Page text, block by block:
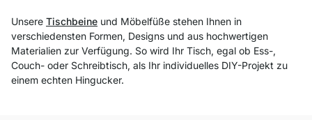
Unsere Tischbeine und Möbelfüße stehen Ihnen in
verschiedensten Formen, Designs und aus hochwertigen
Materialien zur Verfügung. So wird Ihr Tisch, egal ob Ess-,
Couch- oder Schreibtisch, als Ihr individuelles DIY-Projekt zu
einem echten Hingucker.